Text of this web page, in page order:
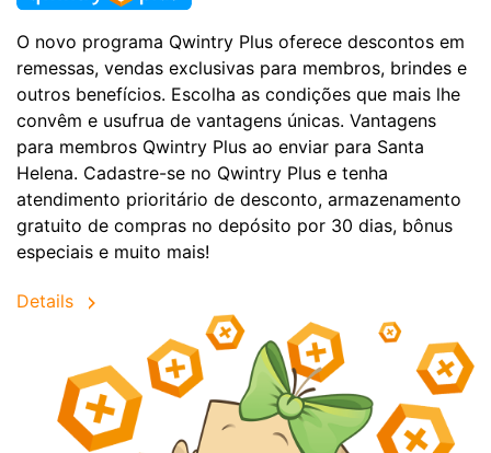
O novo programa Qwintry Plus oferece descontos em
remessas, vendas exclusivas para membros, brindes e
outros benefícios. Escolha as condições que mais lhe
convêm e usufrua de vantagens únicas. Vantagens
para membros Qwintry Plus ao enviar para Santa
Helena. Cadastre-se no Qwintry Plus e tenha
atendimento prioritário de desconto, armazenamento
gratuito de compras no depósito por 30 dias, bônus
especiais e muito mais!
Details